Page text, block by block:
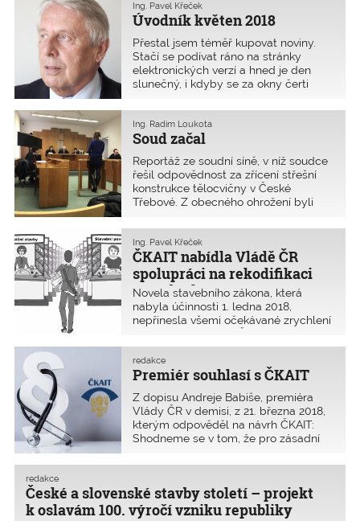
Úvodník květen 2018
Ing. Pavel Křeček
Přestal jsem téměř kupovat noviny.
Stačí se podívat ráno na stránky
elektronických verzí a hned je den
slunečný, i kdyby se za okny čerti
koncipování úvodníku několika
titulky.Stavěla bych, až bych brečela.
Ale nemohu, říká ­Adriana ­Krnáčová. To
(ANO) z 20. ­března 2018 v deníku E15.
Rozvoj hlavního města podle ní brzdí
například špatný stavební zákon. Tedy
norma, kterou v minulé vládě měla na
Šlechtová. Ona je takový zvláštní
člověk, uvedla primátorka v rozhovoru
na adresu současné šéfky obrany.
A tak hledám, zda u nás doma
nezbylo po vnoučatech nějaké lego,
abych stavebnici poslal paní
primátorce. Možná, že kdybyste i vy
nebrečela.Jeden pražský advokát na
otázku, proč mají tak vysokou
hodinovou sazbu, odpověděl:
„Advokacie je služba, prodáváte svůj
mozek. Mercedes taky bude mít
podobnou cenu v zahraničí jako u nás“.
A co prodáváme my autorizovaní?
antimonopolního úřadu, co prodává
nulovou hodnotu.
Soud začal
Ing. Radim Loukota
Reportáž ze soudní síně, v níž soudce
řešil odpovědnost za zřícení střešní
konstrukce tělocvičny v České
Třebové. Z obecného ohrožení byli
konstrukce – dvě autorizované osoby,
jimž hrozí až osmiletý trest odnětí
svobody.
ČKAIT nabídla Vládě ČR
spolupráci na rekodifikaci
stavebního práva
Ing. Pavel Křeček
Novela stavebního zákona, která
nabyla účinnosti 1. ledna 2018,
nepřinesla všemi očekávané zrychlení
své odborníky do pracovních skupin
Ministerstva pro místní rozvoj.
Premiér souhlasí s ČKAIT
redakce
Z dopisu Andreje Babiše, premiéra
Vlády ČR v demisi, z 21. března 2018,
kterým odpověděl na návrh ČKAIT:
Shodneme se v tom, že pro zásadní
realizace stavebních záměrů v ČR
stavební zákon. Aby u
České a slovenské stavby století – projekt
k oslavám 100. výročí vzniku republiky
redakce